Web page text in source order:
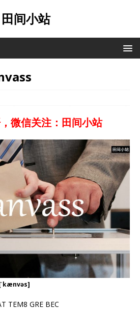
田间小站
微信关注：田间小站
TEM8 GRE BEC